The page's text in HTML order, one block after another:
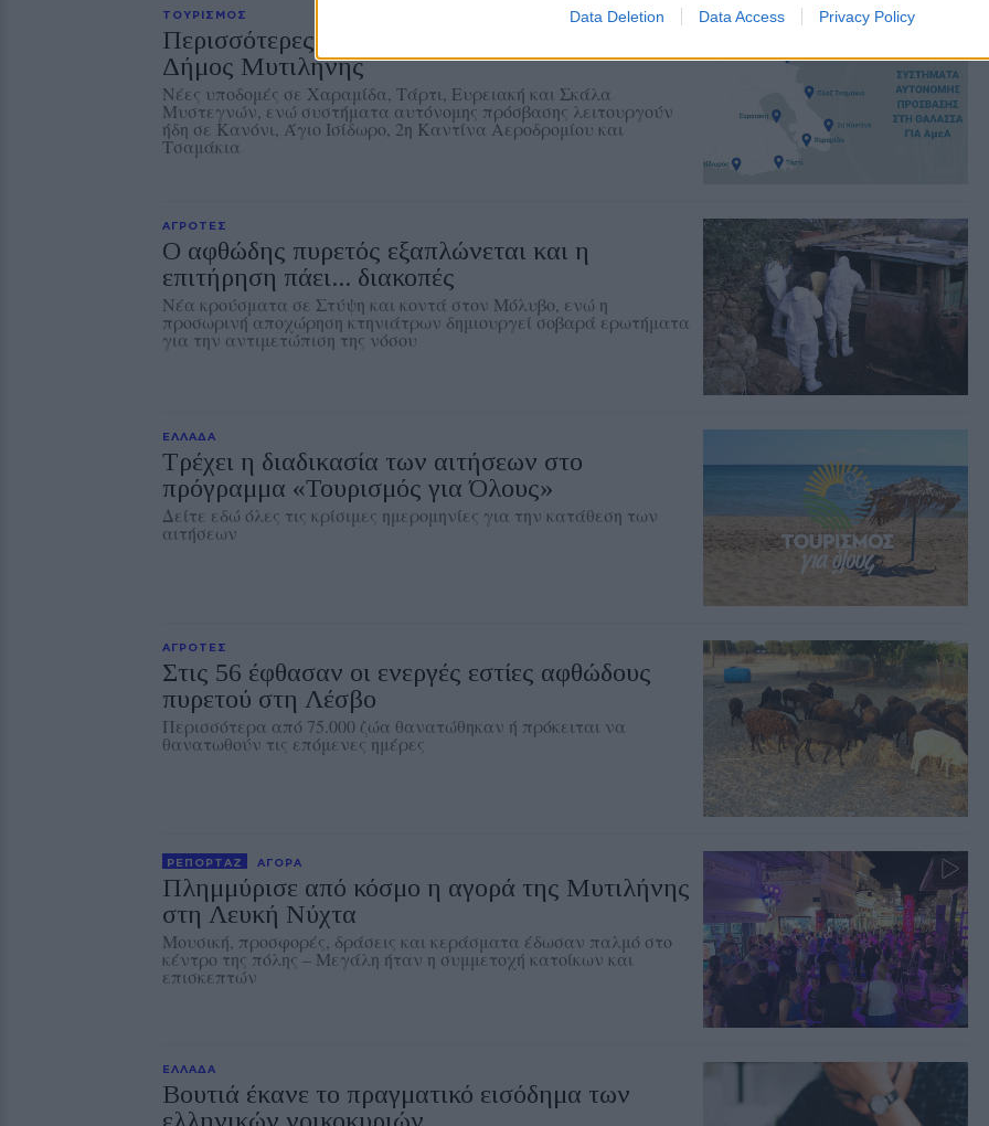
Data Deletion Data Access Privacy Policy
ΤΟΥΡΙΣΜΟΣ
Περισσότερες προσβάσιμες παραλίες αποκτά ο
Δήμος Μυτιλήνης
Νέες υποδομές σε Χαραμίδα, Τάρτι, Ευρειακή και Σκάλα
Μυστεγνών, ενώ συστήματα αυτόνομης πρόσβασης λειτουργούν
ήδη σε Κανόνι, Άγιο Ισίδωρο, 2η Καντίνα Αεροδρομίου και
Τσαμάκια
ΑΓΡΟΤΕΣ
Ο αφθώδης πυρετός εξαπλώνεται και η
επιτήρηση πάει... διακοπές
Νέα κρούσματα σε Στύψη και κοντά στον Μόλυβο, ενώ η
προσωρινή αποχώρηση κτηνιάτρων δημιουργεί σοβαρά ερωτήματα
για την αντιμετώπιση της νόσου
ΕΛΛΑΔΑ
Τρέχει η διαδικασία των αιτήσεων στο
πρόγραμμα «Τουρισμός για Όλους»
Δείτε εδώ όλες τις κρίσιμες ημερομηνίες για την κατάθεση των
αιτήσεων
ΑΓΡΟΤΕΣ
Στις 56 έφθασαν οι ενεργές εστίες αφθώδους
πυρετού στη Λέσβο
Περισσότερα από 75.000 ζώα θανατώθηκαν ή πρόκειται να
θανατωθούν τις επόμενες ημέρες
ΡΕΠΟΡΤΑΖ ΑΓΟΡΑ
Πλημμύρισε από κόσμο η αγορά της Μυτιλήνης
στη Λευκή Νύχτα
Μουσική, προσφορές, δράσεις και κεράσματα έδωσαν παλμό στο
κέντρο της πόλης – Μεγάλη ήταν η συμμετοχή κατοίκων και
επισκεπτών
ΕΛΛΑΔΑ
Βουτιά έκανε το πραγματικό εισόδημα των